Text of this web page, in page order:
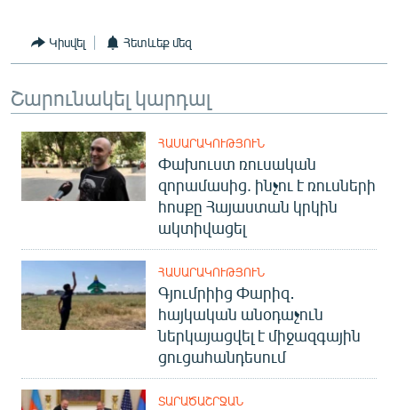
Կիսվել Հետևեք մեզ
Շարունակել կարդալ
ՀԱՍԱՐԱԿՈՒԹՅՈՒՆ
Փախուստ ռուսական
զորամասից. ինչու է ռուսների
հոսքը Հայաստան կրկին
ակտիվացել
ՀԱՍԱՐԱԿՈՒԹՅՈՒՆ
Գյումրիից Փարիզ․
հայկական անօդաչուն
ներկայացվել է միջազգային
ցուցահանդեսում
ՏԱՐԱԾԱՇՐՋԱՆ